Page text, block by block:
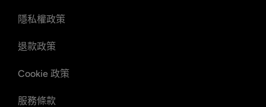
隱私權政策
退款政策
Cookie 政策
服務條款